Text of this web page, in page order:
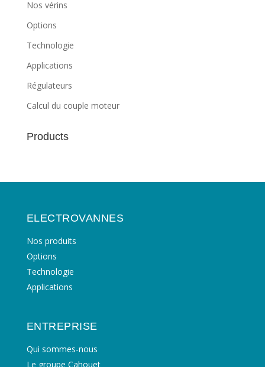
Nos vérins
Options
Technologie
Applications
Régulateurs
Calcul du couple moteur
Products
ELECTROVANNES
Nos produits
Options
Technologie
Applications
ENTREPRISE
Qui sommes-nous
Le groupe Cahouet